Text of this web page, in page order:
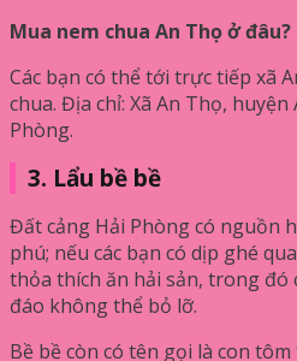
Mua nem chua An Thọ ở đâu?
Các bạn có thể tới trực tiếp xã
chua. Địa chỉ: Xã An Thọ,
Phòng.
3. Lẩu bề bề
Đất cảng Hải Phòng có nguồn
phú; nếu các bạn có dịp ghé
thỏa thích ăn hải sản, trong đó
đáo không thể bỏ lỡ.
Bề bề còn có tên gọi là con